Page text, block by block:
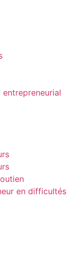
en difficultés